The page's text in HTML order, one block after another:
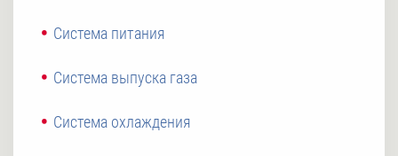
Система питания
Система выпуска газа
Система охлаждения